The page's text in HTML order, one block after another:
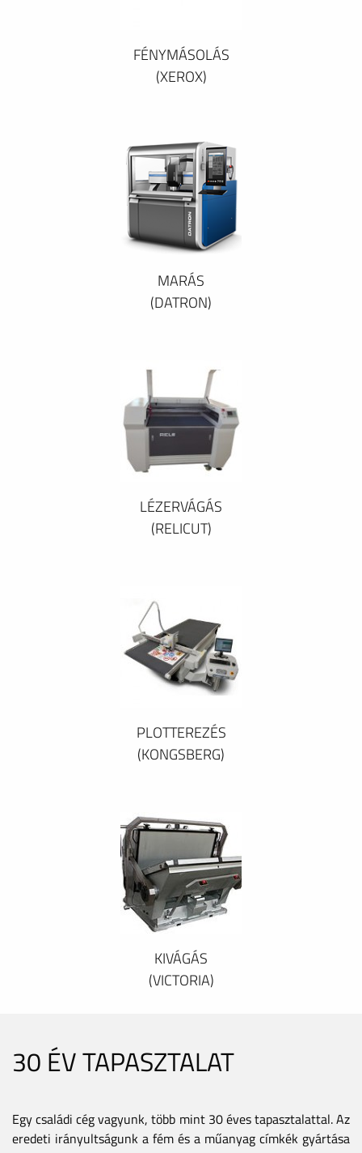
FÉNYMÁSOLÁS
(XEROX)
MARÁS
(DATRON)
LÉZERVÁGÁS
(RELICUT)
PLOTTEREZÉS
(KONGSBERG)
KIVÁGÁS
(VICTORIA)
30 ÉV TAPASZTALAT
Egy családi cég vagyunk, több mint 30 éves tapasztalattal. Az
eredeti irányultságunk a fém és a műanyag címkék gyártása